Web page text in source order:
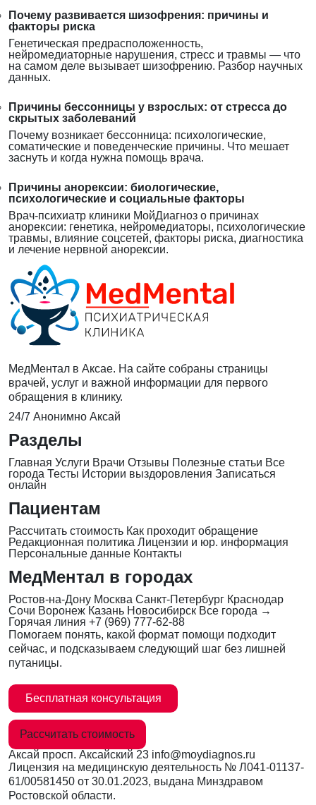
Почему развивается шизофрения: причины и
факторы риска
Генетическая предрасположенность,
нейромедиаторные нарушения, стресс и травмы — что
на самом деле вызывает шизофрению. Разбор научных
данных.
Причины бессонницы у взрослых: от стресса до
скрытых заболеваний
Почему возникает бессонница: психологические,
соматические и поведенческие причины. Что мешает
заснуть и когда нужна помощь врача.
Причины анорексии: биологические,
психологические и социальные факторы
Врач-психиатр клиники МойДиагноз о причинах
анорексии: генетика, нейромедиаторы, психологические
травмы, влияние соцсетей, факторы риска, диагностика
и лечение нервной анорексии.
МедМентал в Аксае. На сайте собраны страницы
врачей, услуг и важной информации для первого
обращения в клинику.
24/7 Анонимно Аксай
Разделы
Главная Услуги Врачи Отзывы Полезные статьи Все
города Тесты Истории выздоровления Записаться
онлайн
Пациентам
Рассчитать стоимость Как проходит обращение
Редакционная политика Лицензии и юр. информация
Персональные данные Контакты
МедМентал в городах
Ростов-на-Дону Москва Санкт-Петербург Краснодар
Сочи Воронеж Казань Новосибирск Все города →
Горячая линия +7 (969) 777-62-88
Помогаем понять, какой формат помощи подходит
сейчас, и подсказываем следующий шаг без лишней
путаницы.
Бесплатная консультация
Рассчитать стоимость
Аксай просп. Аксайский 23 info@moydiagnos.ru
Лицензия на медицинскую деятельность № Л041-01137-
61/00581450 от 30.01.2023, выдана Минздравом
Ростовской области.